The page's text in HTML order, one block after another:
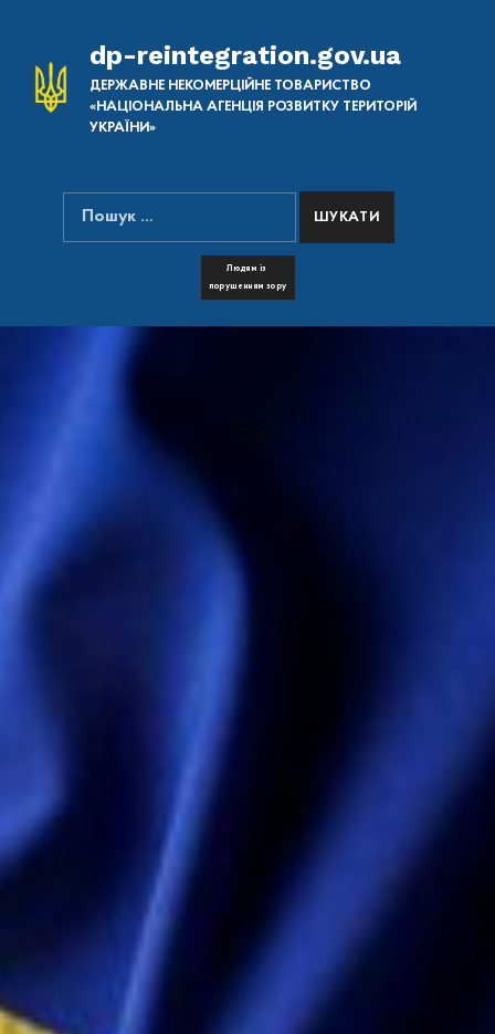
dp-reintegration.gov.ua
ДЕРЖАВНЕ НЕКОМЕРЦІЙНЕ ТОВАРИСТВО
«НАЦІОНАЛЬНА АГЕНЦІЯ РОЗВИТКУ ТЕРИТОРІЙ
УКРАЇНИ»
ПОШУК НА САЙТІ
Пошук:
Людям із
порушенням зору